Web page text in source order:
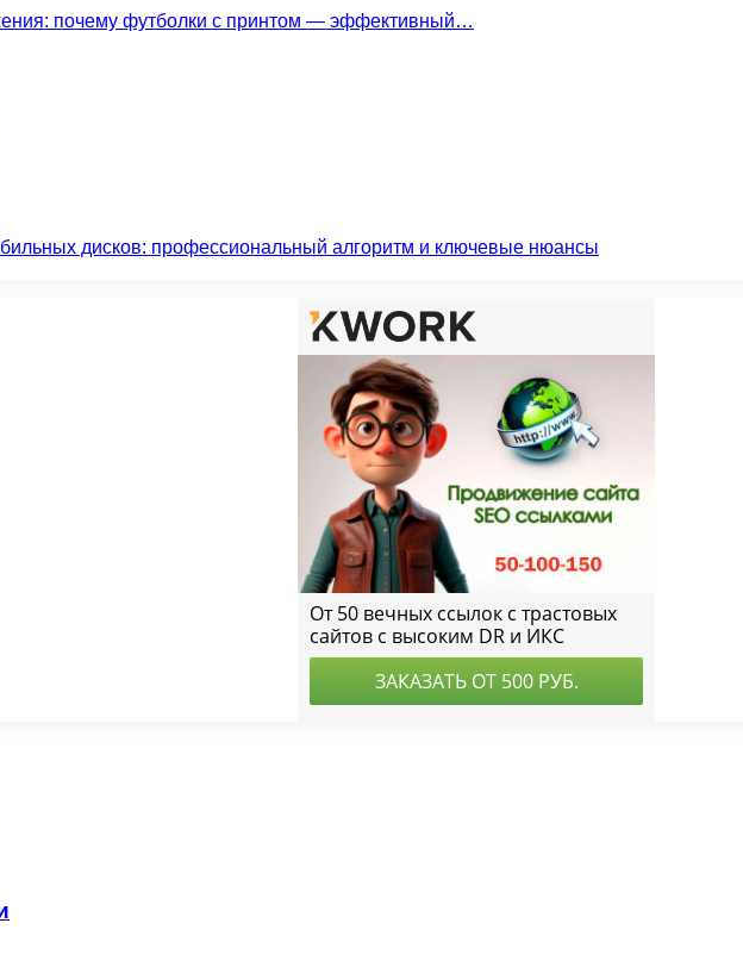
почему футболки с принтом — эффективный…
дисков: профессиональный алгоритм и ключевые нюансы